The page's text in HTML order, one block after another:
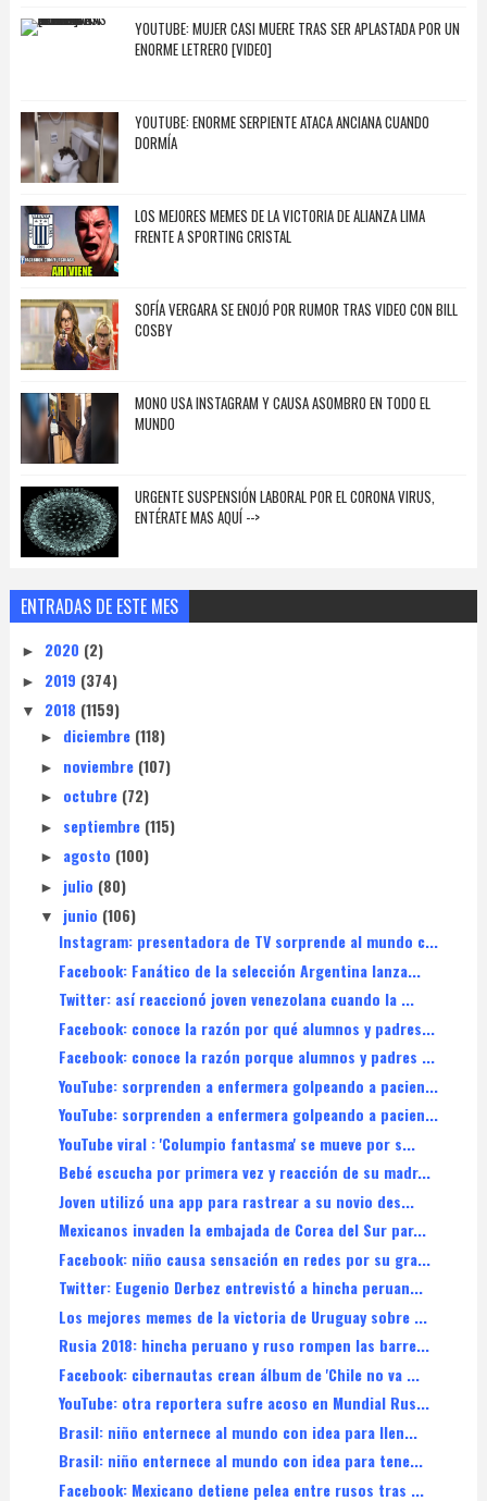
YOUTUBE: MUJER CASI MUERE TRAS SER APLASTADA POR UN
ENORME LETRERO [VIDEO]
YOUTUBE: ENORME SERPIENTE ATACA ANCIANA CUANDO
DORMÍA
LOS MEJORES MEMES DE LA VICTORIA DE ALIANZA LIMA
FRENTE A SPORTING CRISTAL
SOFÍA VERGARA SE ENOJÓ POR RUMOR TRAS VIDEO CON BILL
COSBY
MONO USA INSTAGRAM Y CAUSA ASOMBRO EN TODO EL
MUNDO
URGENTE SUSPENSIÓN LABORAL POR EL CORONA VIRUS,
ENTÉRATE MAS AQUÍ -->
ENTRADAS DE ESTE MES
► 2020 (2)
► 2019 (374)
▼ 2018 (1159)
► diciembre (118)
► noviembre (107)
► octubre (72)
► septiembre (115)
► agosto (100)
► julio (80)
▼ junio (106)
Instagram: presentadora de TV sorprende al mundo c...
Facebook: Fanático de la selección Argentina lanza...
Twitter: así reaccionó joven venezolana cuando la ...
Facebook: conoce la razón por qué alumnos y padres...
Facebook: conoce la razón porque alumnos y padres ...
YouTube: sorprenden a enfermera golpeando a pacien...
YouTube: sorprenden a enfermera golpeando a pacien...
YouTube viral : 'Columpio fantasma' se mueve por s...
Bebé escucha por primera vez y reacción de su madr...
Joven utilizó una app para rastrear a su novio des...
Mexicanos invaden la embajada de Corea del Sur par...
Facebook: niño causa sensación en redes por su gra...
Twitter: Eugenio Derbez entrevistó a hincha peruan...
Los mejores memes de la victoria de Uruguay sobre ...
Rusia 2018: hincha peruano y ruso rompen las barre...
Facebook: cibernautas crean álbum de 'Chile no va ...
YouTube: otra reportera sufre acoso en Mundial Rus...
Brasil: niño enternece al mundo con idea para llen...
Brasil: niño enternece al mundo con idea para tene...
Facebook: Mexicano detiene pelea entre rusos tras ...